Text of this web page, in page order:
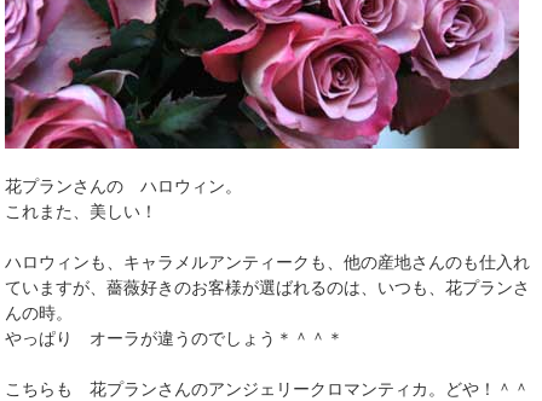
花プランさんの ハロウィン。
これまた、美しい！
ハロウィンも、キャラメルアンティークも、他の産地さんのも仕入れ
ていますが、薔薇好きのお客様が選ばれるのは、いつも、花プランさ
んの時。
やっぱり オーラが違うのでしょう＊＾＾＊
こちらも 花プランさんのアンジェリークロマンティカ。どや！＾＾